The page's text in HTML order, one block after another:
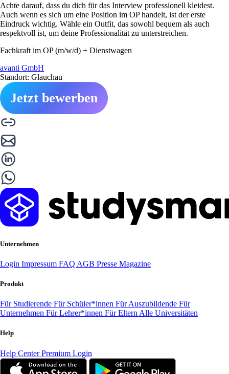
Achte darauf, dass du dich für das Interview professionell kleidest.
Auch wenn es sich um eine Position im OP handelt, ist der erste
Eindruck wichtig. Wähle ein Outfit, das sowohl bequem als auch
respektvoll ist, um deine Professionalität zu unterstreichen.
Fachkraft im OP (m/w/d) + Dienstwagen
avanti GmbH
Standort: Glauchau
Jetzt bewerben
Unternehmen
Login Impressum FAQ AGB Presse Magazine
Produkt
Für Studierende Für Schüler*innen Für Auszubildende Für
Unternehmen Für Lehrer*innen Für Eltern Alle Universitäten
Help
Help CenterPremium Login